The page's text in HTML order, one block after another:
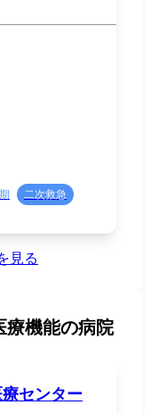
二次救急
見る
療機能の病院
センター